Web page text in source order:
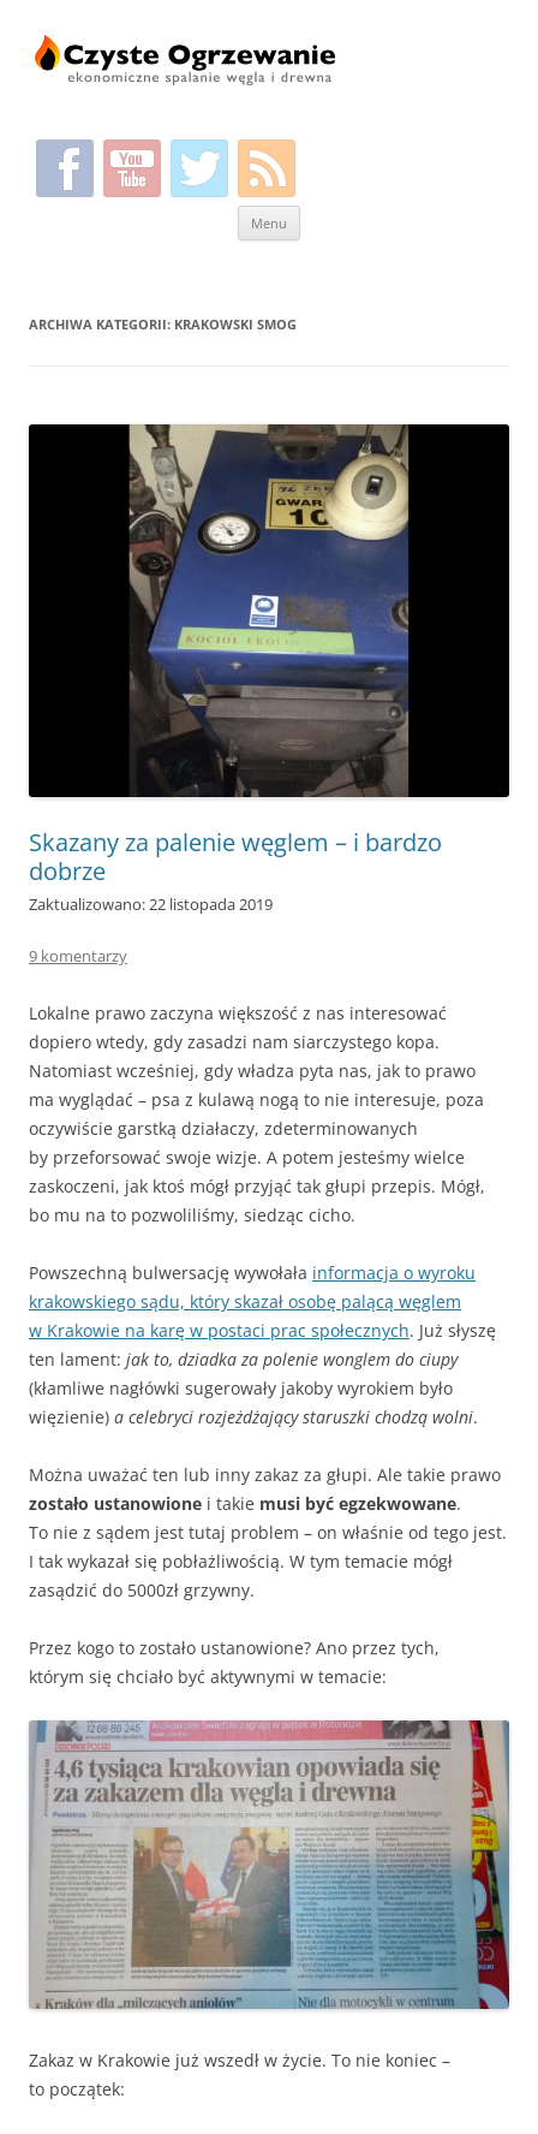
Menu
ARCHIWA KATEGORII: KRAKOWSKI SMOG
Skazany za palenie węglem – i bardzo
dobrze
Zaktualizowano: 22 listopada 2019
9 komentarzy
Lokalne prawo zaczyna większość z nas interesować
dopiero wtedy, gdy zasadzi nam siarczystego kopa.
Natomiast wcześniej, gdy władza pyta nas, jak to prawo
ma wyglądać – psa z kulawą nogą to nie interesuje, poza
oczywiście garstką działaczy, zdeterminowanych
by przeforsować swoje wizje. A potem jesteśmy wielce
zaskoczeni, jak ktoś mógł przyjąć tak głupi przepis. Mógł,
bo mu na to pozwoliliśmy, siedząc cicho.
Powszechną bulwersację wywołała informacja o wyroku
krakowskiego sądu, który skazał osobę palącą węglem
w Krakowie na karę w postaci prac społecznych. Już słyszę
ten lament: jak to, dziadka za polenie wonglem do ciupy
(kłamliwe nagłówki sugerowały jakoby wyrokiem było
więzienie) a celebryci rozjeżdżający staruszki chodzą wolni.
Można uważać ten lub inny zakaz za głupi. Ale takie prawo
zostało ustanowione i takie musi być egzekwowane.
To nie z sądem jest tutaj problem – on właśnie od tego jest.
I tak wykazał się pobłażliwością. W tym temacie mógł
zasądzić do 5000zł grzywny.
Przez kogo to zostało ustanowione? Ano przez tych,
którym się chciało być aktywnymi w temacie:
Zakaz w Krakowie już wszedł w życie. To nie koniec –
to początek: